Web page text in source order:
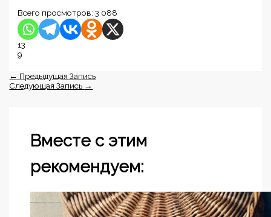
Всего просмотров: 3 088
13
9
← Предыдущая Запись
Следующая Запись →
Вместе с этим
рекомендуем: